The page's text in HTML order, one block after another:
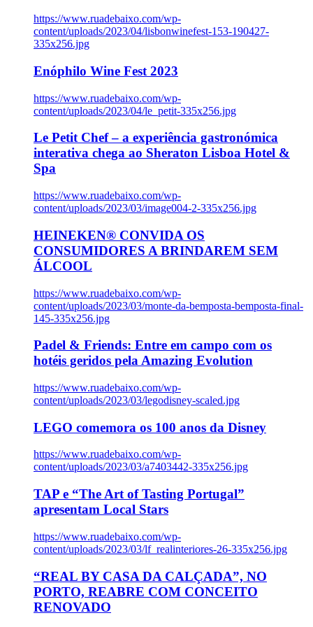
https://www.ruadebaixo.com/wp-
content/uploads/2023/04/lisbonwinefest-153-190427-
335x256.jpg
Enóphilo Wine Fest 2023
https://www.ruadebaixo.com/wp-
content/uploads/2023/04/le_petit-335x256.jpg
Le Petit Chef – a experiência gastronómica
interativa chega ao Sheraton Lisboa Hotel &
Spa
https://www.ruadebaixo.com/wp-
content/uploads/2023/03/image004-2-335x256.jpg
HEINEKEN® CONVIDA OS
CONSUMIDORES A BRINDAREM SEM
ÁLCOOL
https://www.ruadebaixo.com/wp-
content/uploads/2023/03/monte-da-bemposta-bemposta-final-
145-335x256.jpg
Padel & Friends: Entre em campo com os
hotéis geridos pela Amazing Evolution
https://www.ruadebaixo.com/wp-
content/uploads/2023/03/legodisney-scaled.jpg
LEGO comemora os 100 anos da Disney
https://www.ruadebaixo.com/wp-
content/uploads/2023/03/a7403442-335x256.jpg
TAP e “The Art of Tasting Portugal”
apresentam Local Stars
https://www.ruadebaixo.com/wp-
content/uploads/2023/03/lf_realinteriores-26-335x256.jpg
“REAL BY CASA DA CALÇADA”, NO
PORTO, REABRE COM CONCEITO
RENOVADO